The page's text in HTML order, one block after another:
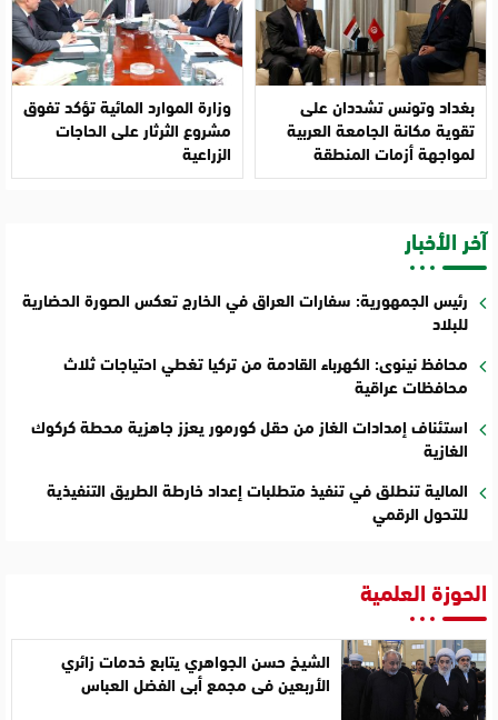
بغداد وتونس تشددان على
تقوية مكانة الجامعة العربية
لمواجهة أزمات المنطقة
وزارة الموارد المائية تؤكد تفوق
مشروع الثرثار على الحاجات
الزراعية
آخر الأخبار
رئيس الجمهورية: سفارات العراق في الخارج تعكس الصورة الحضارية
للبلاد
محافظ نينوى: الكهرباء القادمة من تركيا تغطي احتياجات ثلاث
محافظات عراقية
استئناف إمدادات الغاز من حقل كورمور يعزز جاهزية محطة كركوك
الغازية
المالية تنطلق في تنفيذ متطلبات إعداد خارطة الطريق التنفيذية
للتحول الرقمي
الحوزة العلمية
الشيخ حسن الجواهري يتابع خدمات زائري
الأربعين في مجمع أبي الفضل العباس